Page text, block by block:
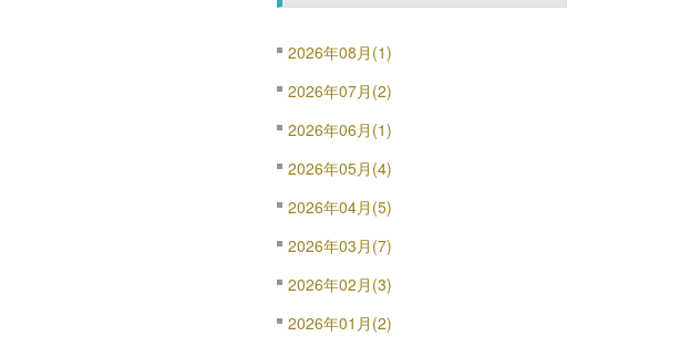
2026年08月(1)
2026年07月(2)
2026年06月(1)
2026年05月(4)
2026年04月(5)
2026年03月(7)
2026年02月(3)
2026年01月(2)